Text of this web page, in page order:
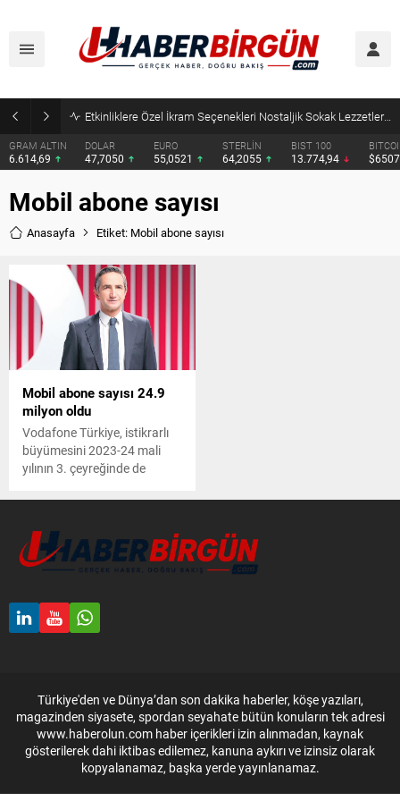
Etkinliklere Özel İkram Seçenekleri Nostaljik Sokak Lezzetleri’nden
GRAM ALTIN
6.614,69
DOLAR
47,7050
EURO
55,0521
STERLİN
64,2055
BIST 100
13.774,94
Mobil abone sayısı
Anasayfa Etiket: Mobil abone sayısı
Mobil abone sayısı 24.9
milyon oldu
Vodafone Türkiye, istikrarlı
büyümesini 2023-24 mali
yılının 3. çeyreğinde de
dönemini kapsayan 3.
gelirleri 13 milyar TL olarak
gerçekleşti.
Türkiye'den ve Dünya’dan son dakika haberler, köşe yazıları,
magazinden siyasete, spordan seyahate bütün konuların tek adresi
www.haberolun.com haber içerikleri izin alınmadan, kaynak
gösterilerek dahi iktibas edilemez, kanuna aykırı ve izinsiz olarak
kopyalanamaz, başka yerde yayınlanamaz.